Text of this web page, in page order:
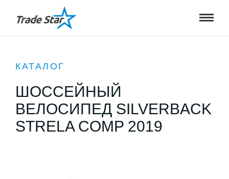
КАТАЛОГ
ШОССЕЙНЫЙ
ВЕЛОСИПЕД SILVERBACK
STRELA COMP 2019